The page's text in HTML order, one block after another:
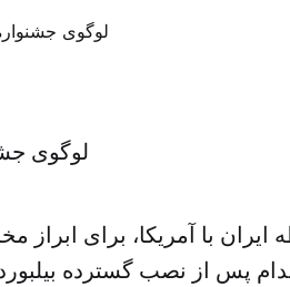
لوگوی
با آمریکا، برای ابراز
پس از نصب گسترده